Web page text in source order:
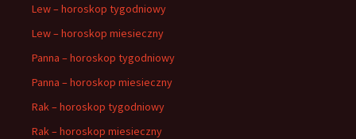
Lew – horoskop tygodniowy
Lew – horoskop miesieczny
Panna – horoskop tygodniowy
Panna – horoskop miesieczny
Rak – horoskop tygodniowy
Rak – horoskop miesieczny